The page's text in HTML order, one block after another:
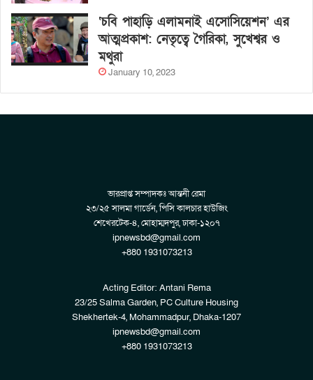
‘চবি পাহাড়ি এলামনাই এসোসিয়েশন’ এর
আত্মপ্রকাশ: নেতৃত্বে গৈরিকা, সুখেশ্বর ও
মথুরা
January 10, 2023
ভারপ্রাপ্ত সম্পাদকঃ আন্তনী রেমা
২৩/২৫ সালমা গার্ডেন, পিসি কালচার হাউজিং
শেখেরটেক-৪, মোহাম্মদপুর, ঢাকা-১২০৭
ipnewsbd@gmail.com
+880 1931073213
Acting Editor: Antani Rema
23/25 Salma Garden, PC Culture Housing
Shekhertek-4, Mohammadpur, Dhaka-1207
ipnewsbd@gmail.com
+880 1931073213